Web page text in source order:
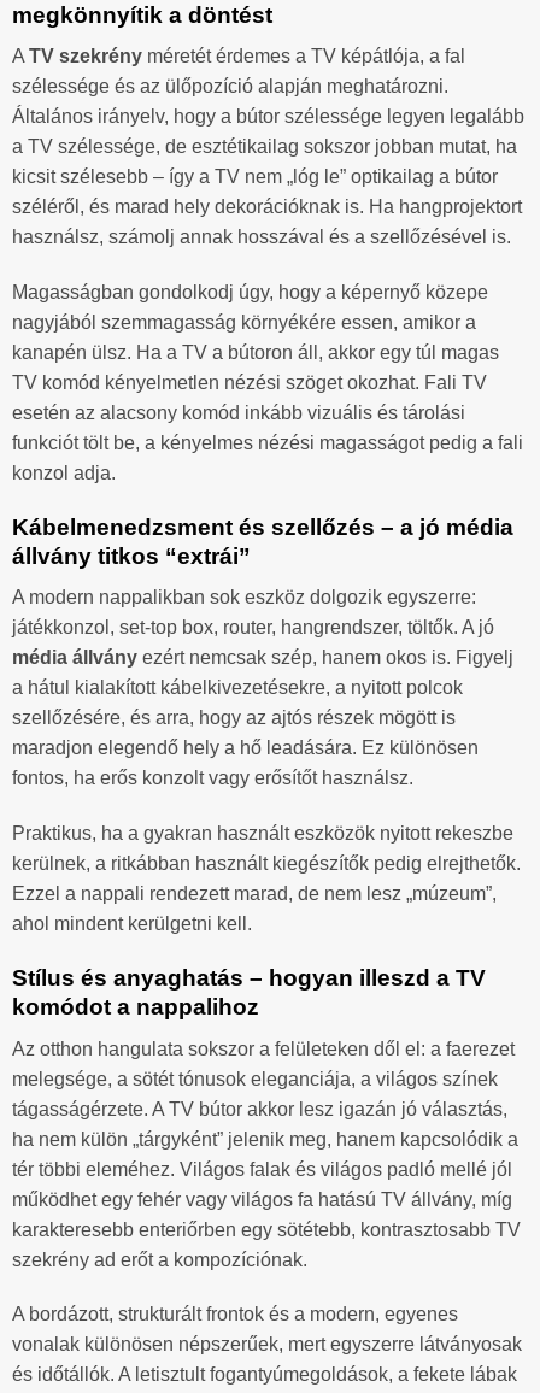
megkönnyítik a döntést
A TV szekrény méretét érdemes a TV képátlója, a fal
szélessége és az ülőpozíció alapján meghatározni.
Általános irányelv, hogy a bútor szélessége legyen legalább
a TV szélessége, de esztétikailag sokszor jobban mutat, ha
kicsit szélesebb – így a TV nem „lóg le” optikailag a bútor
széléről, és marad hely dekorációknak is. Ha hangprojektort
használsz, számolj annak hosszával és a szellőzésével is.
Magasságban gondolkodj úgy, hogy a képernyő közepe
nagyjából szemmagasság környékére essen, amikor a
kanapén ülsz. Ha a TV a bútoron áll, akkor egy túl magas
TV komód kényelmetlen nézési szöget okozhat. Fali TV
esetén az alacsony komód inkább vizuális és tárolási
funkciót tölt be, a kényelmes nézési magasságot pedig a fali
konzol adja.
Kábelmenedzsment és szellőzés – a jó média
állvány titkos “extrái”
A modern nappalikban sok eszköz dolgozik egyszerre:
játékkonzol, set-top box, router, hangrendszer, töltők. A jó
média állvány ezért nemcsak szép, hanem okos is. Figyelj
a hátul kialakított kábelkivezetésekre, a nyitott polcok
szellőzésére, és arra, hogy az ajtós részek mögött is
maradjon elegendő hely a hő leadására. Ez különösen
fontos, ha erős konzolt vagy erősítőt használsz.
Praktikus, ha a gyakran használt eszközök nyitott rekeszbe
kerülnek, a ritkábban használt kiegészítők pedig elrejthetők.
Ezzel a nappali rendezett marad, de nem lesz „múzeum”,
ahol mindent kerülgetni kell.
Stílus és anyaghatás – hogyan illeszd a TV
komódot a nappalihoz
Az otthon hangulata sokszor a felületeken dől el: a faerezet
melegsége, a sötét tónusok eleganciája, a világos színek
tágasságérzete. A TV bútor akkor lesz igazán jó választás,
ha nem külön „tárgyként” jelenik meg, hanem kapcsolódik a
tér többi eleméhez. Világos falak és világos padló mellé jól
működhet egy fehér vagy világos fa hatású TV állvány, míg
karakteresebb enteriőrben egy sötétebb, kontrasztosabb TV
szekrény ad erőt a kompozíciónak.
A bordázott, strukturált frontok és a modern, egyenes
vonalak különösen népszerűek, mert egyszerre látványosak
és időtállók. A letisztult fogantyúmegoldások, a fekete lábak